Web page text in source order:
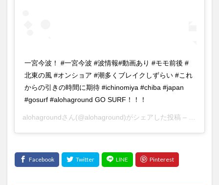
一宮今波！ #一宮今波 #波情報#動画あり #モモ前後 #
北東の風 #オンショア #潮多くブレイクしずらい #これ
からの引きの時間に期待 #ichinomiya #chiba #japan
#gosurf #alohaground GO SURF！！！
alohagroundさん(@alohaground)がシェアした投稿 – 2019年